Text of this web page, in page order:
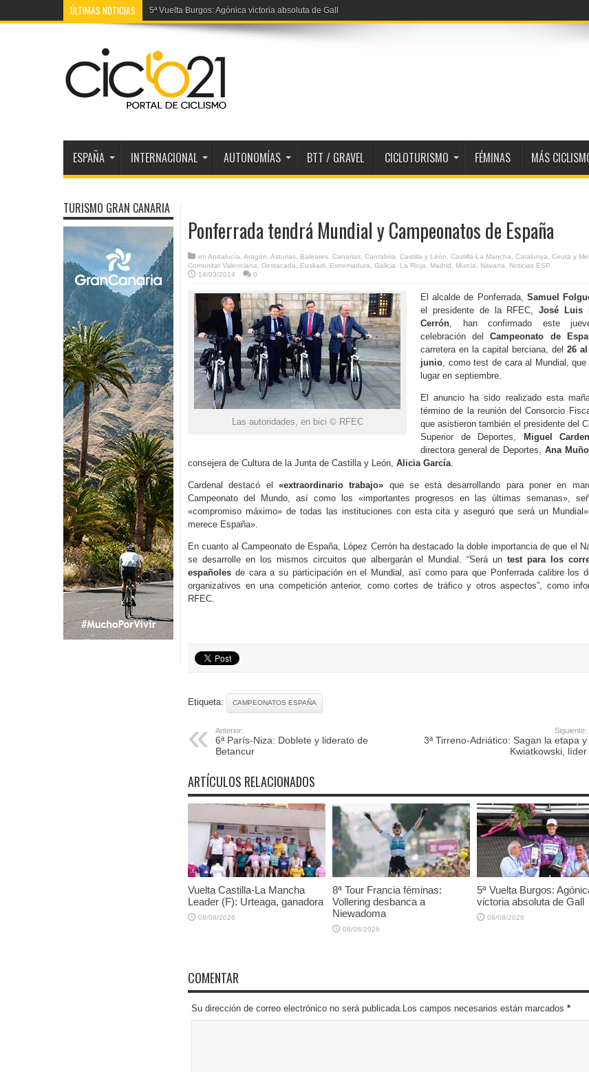
ÚLTIMAS NOTICIAS 5ª Vuelta Burgos: Agónica victoria absoluta de Gall
ESPAÑA INTERNACIONAL AUTONOMÍAS BTT / GRAVEL CICLOTURISMO FÉMINAS MÁS
Ponferrada tendrá Mundial y Campeonatos de España
en Andalucía Aragón Asturias Baleares Canarias Cantabria Castilla y León Castilla-La Mancha Catalunya Ceuta y
Comunitat Valenciana
Destacada Euskadi Extremadura Galicia La Rioja Madrid Murcia Navarra
Noticias ESP
14/03/2014
0
Las autoridades, en bici © RFEC
El alcalde de Ponferrada, Samuel
el presidente de la RFEC,José Luis
Cerrón, han confirmado este
celebración delCampeonato de
carretera en la capital berciana, del 26
junio, como test de cara al Mundial, que
lugar en septiembre.
El anuncio ha sido realizado esta
término de la reunión del Consorcio
que asistieron también el presidente del
Superior de Deportes,
Miguel
directora general de Deportes, Ana
consejera de Cultura de la Junta de Castilla y León, Alicia García.
Cardenal destacó el «extraordinario trabajo» que se está desarrollando para poner en
Campeonato del Mundo, así como los «importantes progresos en las últimas semanas»,
«compromiso máximo» de todas las instituciones con esta cita y aseguró que será un
merece España».
En cuanto al Campeonato de España, López Cerrón ha destacado la doble importancia de que el
se desarrolle en los mismos circuitos que albergarán el Mundial. “Será untest para los
españoles de cara a su participación en el Mundial, así como para que Ponferrada calibre los
organizativos en una competición anterior, como cortes de tráfico y otros aspectos”, como
RFEC.
Etiqueta: CAMPEONATOS ESPAÑA
Anterior:
6ª París-Niza: Doblete y liderato de
Betancur
Siguiente:
3ª Tirreno-Adriático: Sagan la etapa y
Kwiatkowski, líder
ARTÍCULOS RELACIONADOS
Vuelta Castilla-La Mancha
Leader (F): Urteaga, ganadora
08/08/2026
8ª Tour Francia féminas:
Vollering desbanca a
Niewadoma
08/08/2026
5ª Vuelta Burgos:
victoria absoluta de Gall
08/08/2026
COMENTAR
Su dirección de correo electrónico no será publicada.Los campos necesarios están marcados *
TURISMO GRAN CANARIA